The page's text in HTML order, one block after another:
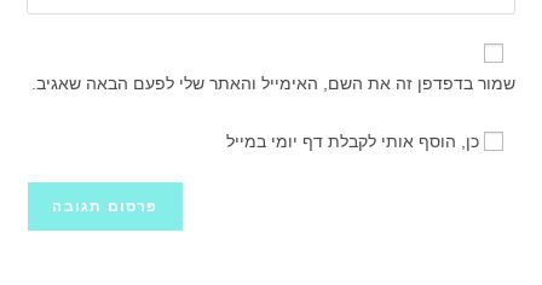
משתמש
כדי
להגיב
שלך
כדי
את
כתובת
שלך
שמור בדפדפן זה את השם, האימייל והאתר שלי לפעם הבאה שאגיב.
כן, הוסף אותי לקבלת דף יומי במייל